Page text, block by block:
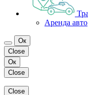
Аренда авто
Ок
Close
Ок
Close
Close